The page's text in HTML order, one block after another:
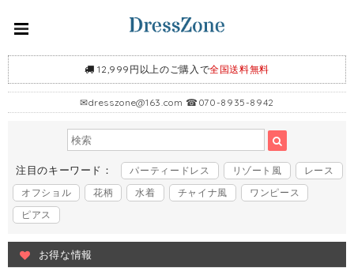
12,999円以上のご購入で全国送料無料
✉dresszone@163.com ☎070-8935-8942
注目のキーワード： パーティードレス リゾート風
レース
オフショル
花柄 水着 チャイナ風
ワンピース
ピアス
お得な情報